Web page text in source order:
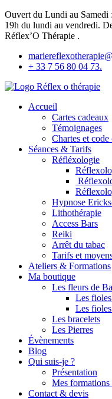
Ouvert du Lundi au Samedi
19h du lundi au vendredi.
Réflex’O Thérapie .
+ 33 7 56 80 04 73.
Réflex'O Thérapie
Accueil
Cartes cadeaux
Témoignages
Chartes et
Séances & Tarifs
Réfléxologie
Hypnose
Lithothérapie
Access Bars
Reiki
Arrêt du tabac
Tarifs et
Ateliers & Formations
Ma boutique
Les fleurs de
Les
Les
Les bracelets
Les Pierres
Évènements
Blog
Qui suis-je ?
Présentation
Mes
Contact & devis